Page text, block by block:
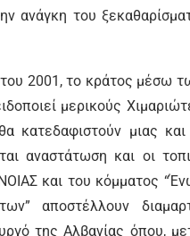
α­νά­γκη του
2001, το κρά­τος μέ­σω
με­ρι­κούς
κα­τε­δα­φι­στούν μιας και
α­να­στά­τω­ση και οι
και του κόμ­μα­τος
α­πο­στέλ­λουν
της Αλ­βα­νί­ας ό­που,